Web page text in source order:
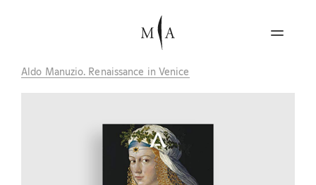
Aldo Manuzio. Renaissance in Venice